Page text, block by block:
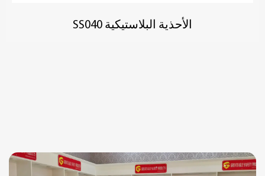
الأحذية البلاستيكية SS040